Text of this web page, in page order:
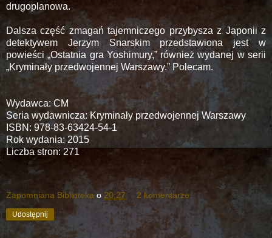
drugoplanowa.
Dalsza część zmagań tajemniczego przybysza z Japonii z
detektywem Jerzym Snarskim przedstawiona jest w
powieści „Ostatnia gra Yoshimury,” również wydanej w serii
„Kryminały przedwojennej Warszawy.” Polecam.
Wydawca: CM
Seria wydawnicza: Kryminały przedwojennej Warszawy
ISBN: 978-83-63424-54-1
Rok wydania: 2015
Liczba stron: 271
Zapomniana Biblioteka o 20:27 2 komentarze:
Udostępnij